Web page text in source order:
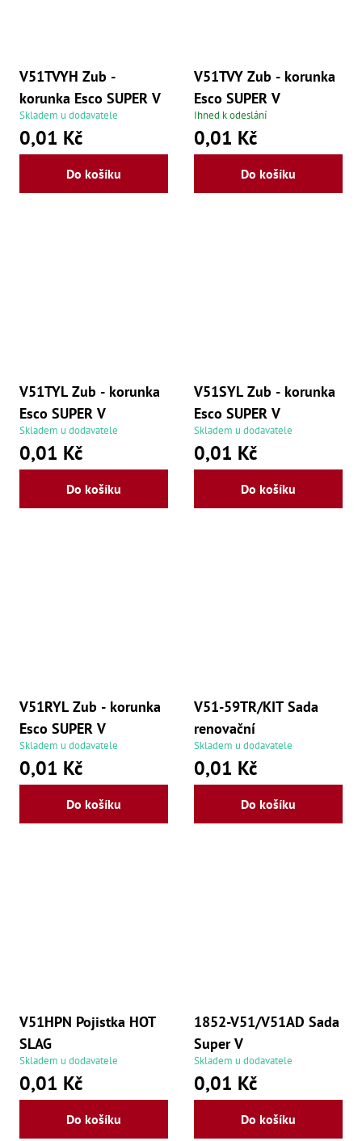
V51TVYH Zub -
korunka Esco SUPER V
Skladem u dodavatele
0,01 Kč
Do košíku
V51TVY Zub - korunka
Esco SUPER V
Ihned k odeslání
0,01 Kč
Do košíku
V51TYL Zub - korunka
Esco SUPER V
Skladem u dodavatele
0,01 Kč
Do košíku
V51SYL Zub - korunka
Esco SUPER V
Skladem u dodavatele
0,01 Kč
Do košíku
V51RYL Zub - korunka
Esco SUPER V
Skladem u dodavatele
0,01 Kč
Do košíku
V51-59TR/KIT Sada
renovační
Skladem u dodavatele
0,01 Kč
Do košíku
V51HPN Pojistka HOT
SLAG
Skladem u dodavatele
0,01 Kč
Do košíku
1852-V51/V51AD Sada
Super V
Skladem u dodavatele
0,01 Kč
Do košíku